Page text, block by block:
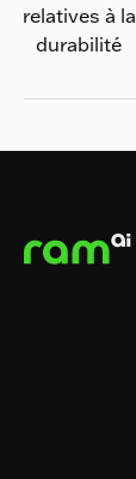
relatives à la
durabilité